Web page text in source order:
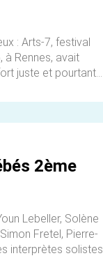
: Arts-7, festival
à Rennes, avait
juste et pourtant...
2ème
Lebeller, Solène
Fretel, Pierre-
interprètes solistes